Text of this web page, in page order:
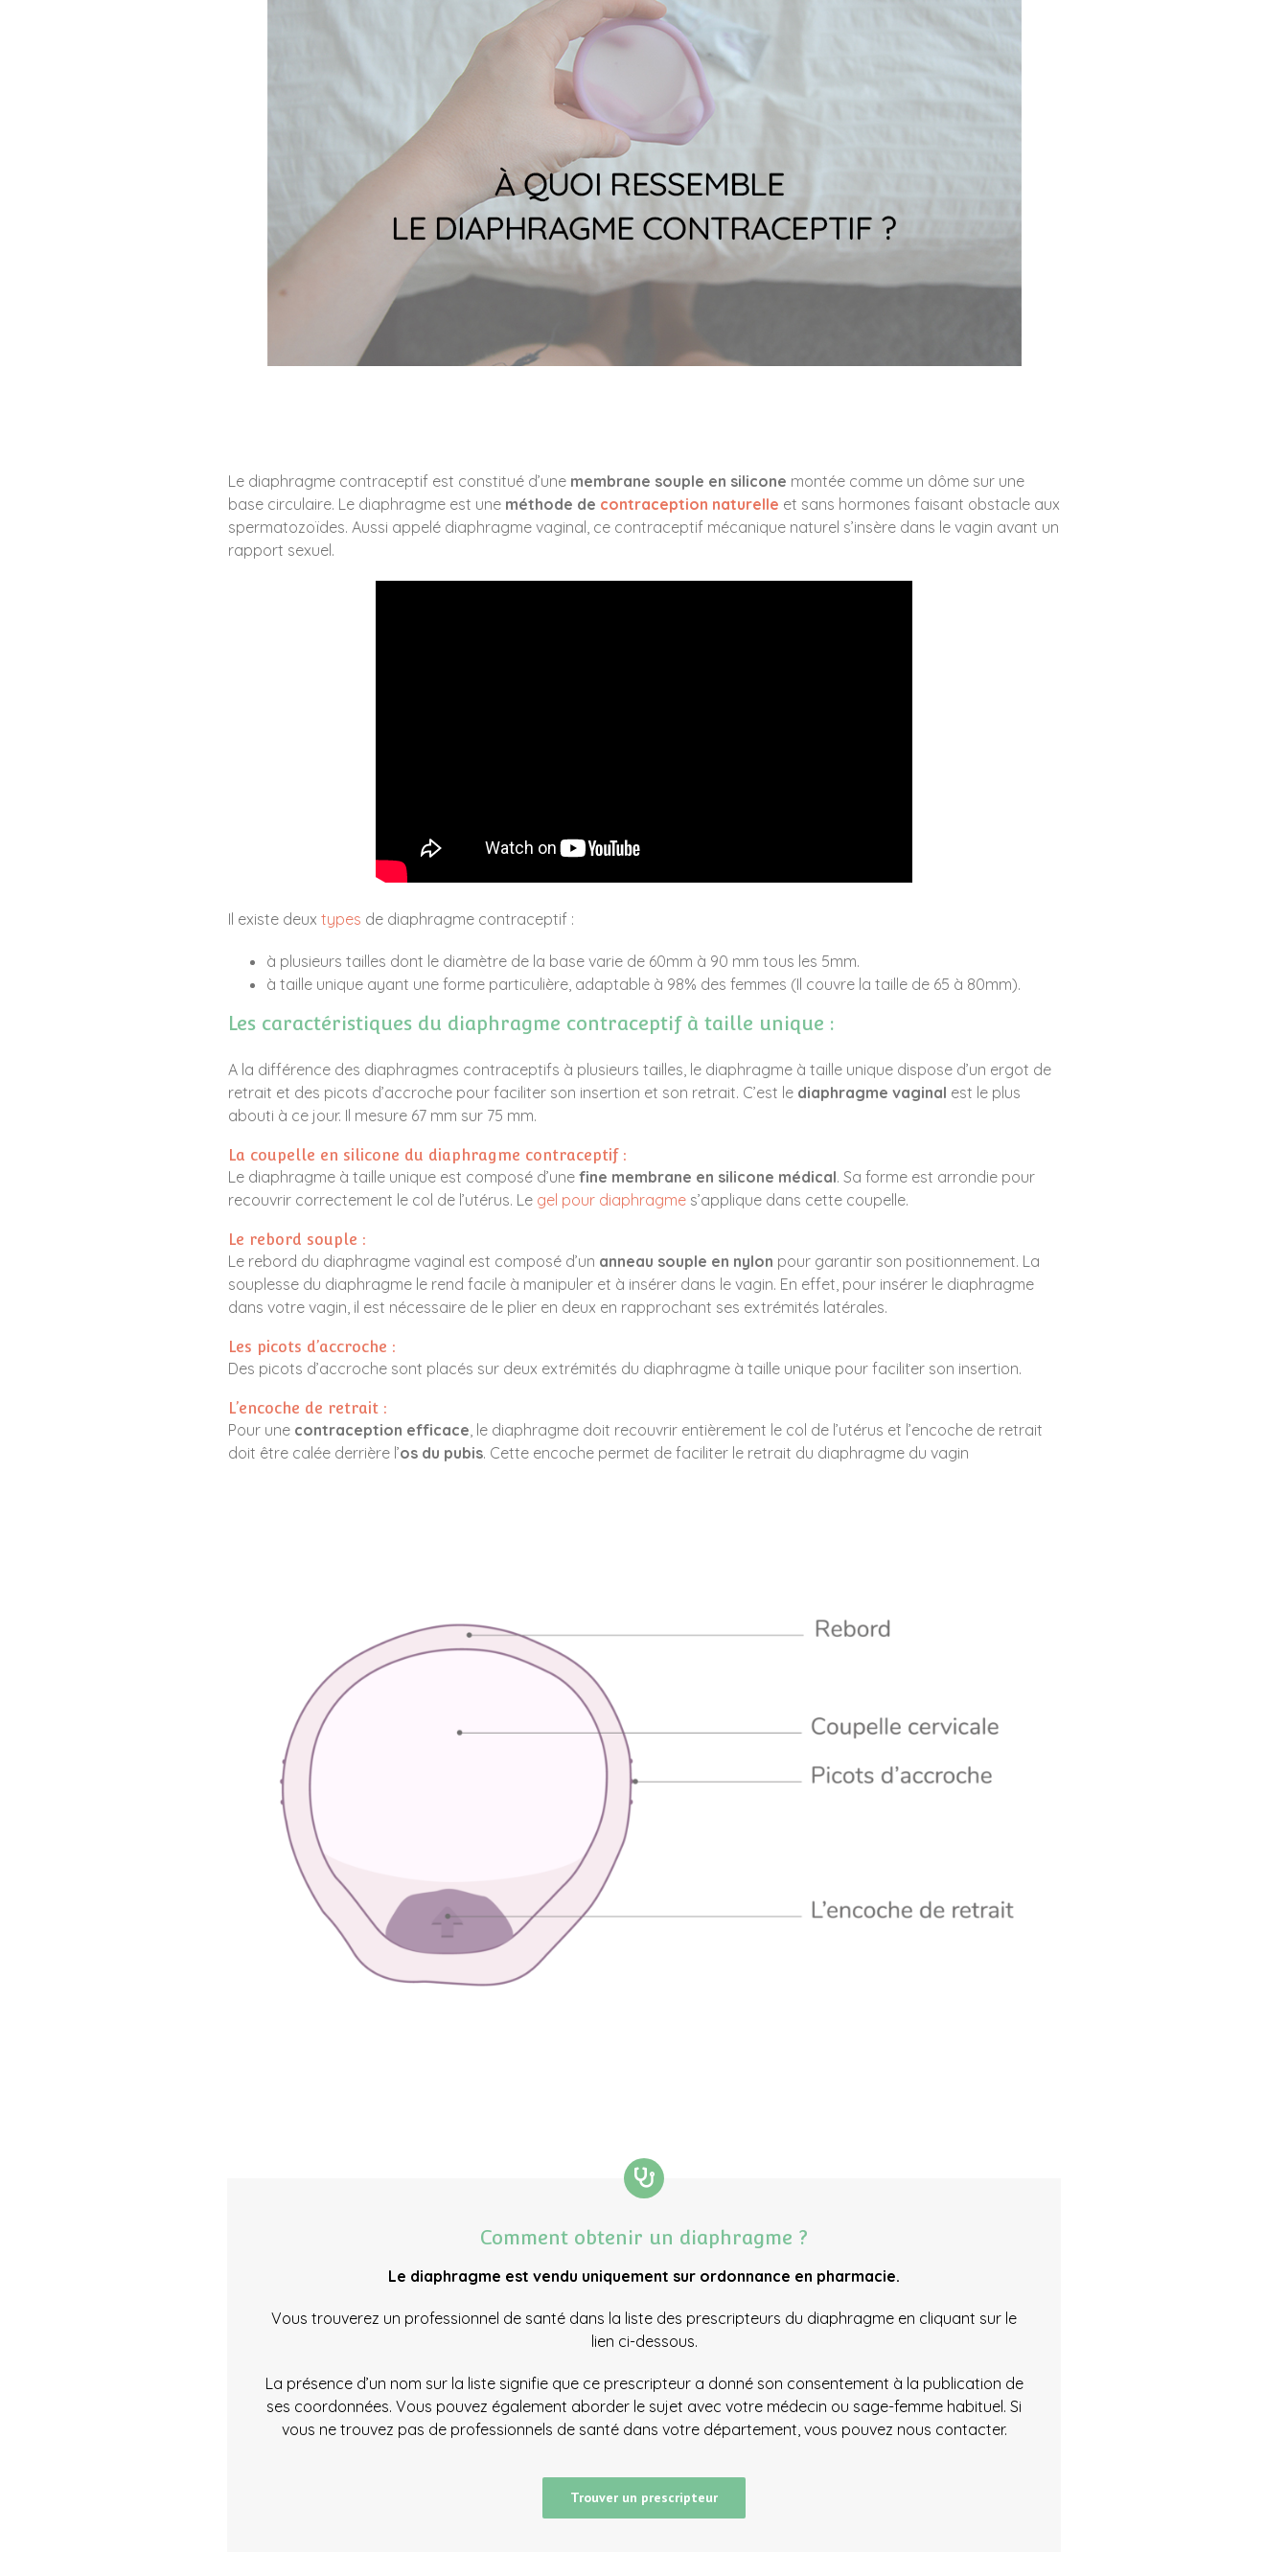
Le diaphragme contraceptif est constitué d’une membrane souple en silicone montée comme un dôme sur une
base circulaire. Le diaphragme est une méthode de contraception naturelle et sans hormones faisant obstacle aux
spermatozoïdes. Aussi appelé diaphragme vaginal, ce contraceptif mécanique naturel s’insère dans le vagin avant un
rapport sexuel.
Il existe deux types de diaphragme contraceptif :
à plusieurs tailles dont le diamètre de la base varie de 60mm à 90 mm tous les 5mm.
à taille unique ayant une forme particulière, adaptable à 98% des femmes (Il couvre la taille de 65 à 80mm).
Les caractéristiques du diaphragme contraceptif à taille unique :
A la différence des diaphragmes contraceptifs à plusieurs tailles, le diaphragme à taille unique dispose d’un ergot de
retrait et des picots d’accroche pour faciliter son insertion et son retrait. C’est le diaphragme vaginal est le plus
abouti à ce jour. Il mesure 67 mm sur 75 mm.
La coupelle en silicone du diaphragme contraceptif :
Le diaphragme à taille unique est composé d’une fine membrane en silicone médical. Sa forme est arrondie pour
recouvrir correctement le col de l’utérus. Le gel pour diaphragme s’applique dans cette coupelle.
Le rebord souple :
Le rebord du diaphragme vaginal est composé d’un anneau souple en nylon pour garantir son positionnement. La
souplesse du diaphragme le rend facile à manipuler et à insérer dans le vagin. En effet, pour insérer le diaphragme
dans votre vagin, il est nécessaire de le plier en deux en rapprochant ses extrémités latérales.
Les picots d’accroche :
Des picots d’accroche sont placés sur deux extrémités du diaphragme à taille unique pour faciliter son insertion.
L’encoche de retrait :
Pour une contraception efficace, le diaphragme doit recouvrir entièrement le col de l’utérus et l’encoche de retrait
doit être calée derrière l’os du pubis. Cette encoche permet de faciliter le retrait du diaphragme du vagin
Comment obtenir un diaphragme ?
Le diaphragme est vendu uniquement sur ordonnance en pharmacie.
Vous trouverez un professionnel de santé dans la liste des prescripteurs du diaphragme en cliquant sur le
lien ci-dessous.
La présence d’un nom sur la liste signifie que ce prescripteur a donné son consentement à la publication de
ses coordonnées. Vous pouvez également aborder le sujet avec votre médecin ou sage-femme habituel. Si
vous ne trouvez pas de professionnels de santé dans votre département, vous pouvez nous contacter.
Trouver un prescripteur